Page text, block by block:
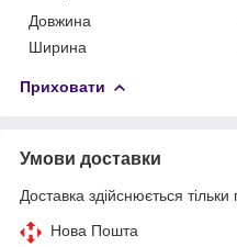
Довжина
Ширина
Приховати
Умови доставки
Доставка здійснюється тільки
Нова Пошта